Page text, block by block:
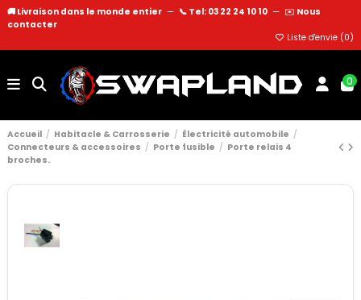
🚚 Livraison dans le monde entier — 📞 Tel: 03 22 24 10 10 — ✉️ Nous
contacter
Liste d'envie (0)
0
Accueil Habitacle & Carrosserie
Électricité automobile
Connecteurs & accessoires
Porte fusible
Porte relais 4
broches.